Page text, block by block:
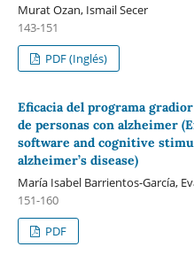
Murat Ozan, Ismail Secer
143-151
PDF (Inglés)
Eficacia del programa
de personas con alzheimer
software and cognitive
alzheimer’s disease)
María Isabel Barrientos-García,
151-160
PDF